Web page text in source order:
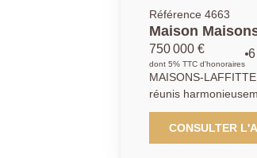
Référence 4663
Maison
sol
750 000 €
dont 5% TTC d'honoraires
MAISONS-LAFFITTE -
réunis
environnement très
avec cheminée et
chambres et bureau - salles de bains et salle de douche -
CONSULTER